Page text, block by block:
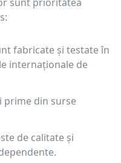
fabricate și testate în
internaționale de
prime din surse
de calitate și